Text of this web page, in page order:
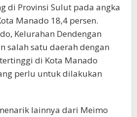
di Provinsi Sulut pada angka
Manado 18,4 persen.
Kelurahan Dendengan
salah satu daerah dengan
di Kota Manado
perlu untuk dilakukan
lainnya dari Meimo